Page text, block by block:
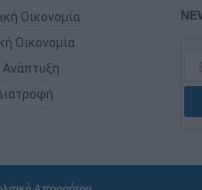
Οικονομία
Οικονομία
Ανάπτυξη